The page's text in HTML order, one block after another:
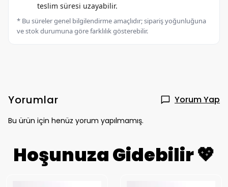
teslim süresi uzayabilir.
* Bu süreler genel bilgilendirme amaçlıdır; sipariş yoğunluğuna
ve stok durumuna göre farklılık gösterebilir.
Yorumlar Yorum Yap
Bu ürün için henüz yorum yapılmamış.
Hoşunuza Gidebilir 💖